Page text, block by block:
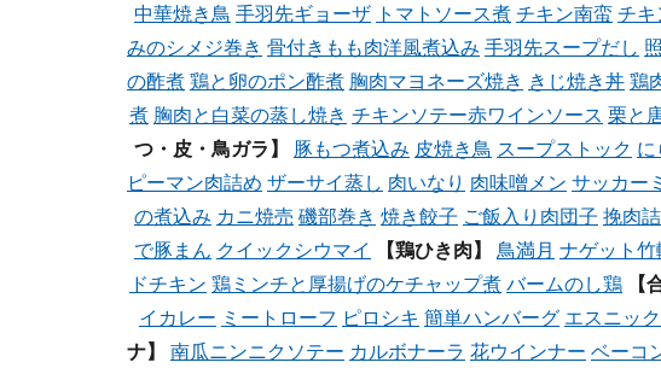
中華焼き鳥 手羽先ギョーザ トマトソース煮 チキン南蛮 チキ
みのシメジ巻き 骨付きもも肉洋風煮込み 手羽先スープだし
の酢煮 鶏と卵のポン酢煮 胸肉マヨネーズ焼き きじ焼き丼 鶏
煮 胸肉と白菜の蒸し焼き チキンソテー赤ワインソース 栗と
つ・皮・鳥ガラ】
豚もつ煮込み 皮焼き鳥 スープストック に
ピーマン肉詰め ザーサイ蒸し 肉いなり 肉味噌メン サッカー
の煮込み カニ焼売 磯部巻き 焼き餃子 ご飯入り肉団子 挽肉
で豚まん クイックシウマイ 【鶏ひき肉】 鳥満月 ナゲット竹
ドチキン 鶏ミンチと厚揚げのケチャップ煮 バームのし鶏 【
イカレー ミートローフ ピロシキ 簡単ハンバーグ エスニッ
ナ】
南瓜ニンニクソテー カルボナーラ 花ウインナー ベーコ